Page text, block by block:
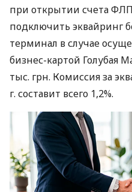
при открытии счета
подключить эквайринг
терминал в случае
бизнес-картой Голубая
тыс. грн. Комиссия за
г. составит всего 1,2%.